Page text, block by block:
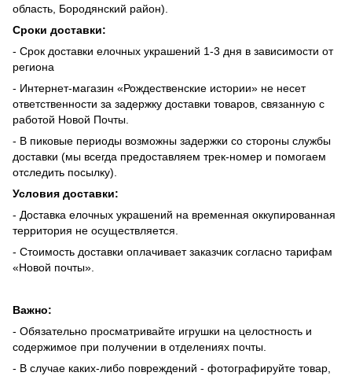
область, Бородянский район).
Сроки доставки:
- Срок доставки елочных украшений 1-3 дня в зависимости от
региона
- Интернет-магазин «Рождественские истории» не несет
ответственности за задержку доставки товаров, связанную с
работой Новой Почты.
- В пиковые периоды возможны задержки со стороны службы
доставки (мы всегда предоставляем трек-номер и помогаем
отследить посылку).
Условия доставки:
- Доставка елочных украшений на временная оккупированная
территория не осуществляется.
- Стоимость доставки оплачивает заказчик согласно тарифам
«Новой почты».
Важно:
- Обязательно просматривайте игрушки на целостность и
содержимое при получении в отделениях почты.
- В случае каких-либо повреждений - фотографируйте товар,